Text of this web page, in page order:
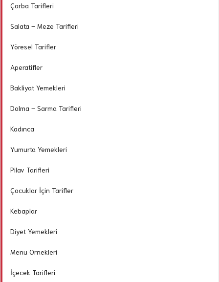
Çorba Tarifleri
Salata – Meze Tarifleri
Yöresel Tarifler
Aperatifler
Bakliyat Yemekleri
Dolma – Sarma Tarifleri
Kadınca
Yumurta Yemekleri
Pilav Tarifleri
Çocuklar İçin Tarifler
Kebaplar
Diyet Yemekleri
Menü Örnekleri
İçecek Tarifleri